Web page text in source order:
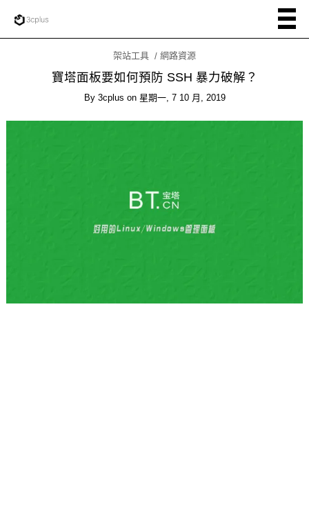
架站工具 網路資源
寶塔面板要如何預防 SSH 暴力破解？
By 3cplus on 星期一, 7 10 月, 2019